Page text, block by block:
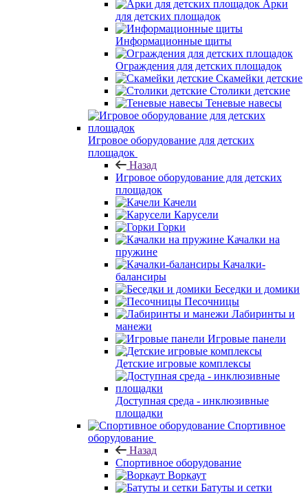
Арки
для детских площадок
Информационные щиты
Ограждения для детских площадок
Скамейки детские
Столики детские
Теневые навесы
Игровое оборудование для детских
площадок
Назад
Игровое оборудование для детских
площадок
Качели
Карусели
Горки
Качалки на
пружине
Качалки-
балансиры
Беседки и домики
Песочницы
Лабиринты и
манежи
Игровые панели
Детские игровые комплексы
Доступная среда - инклюзивные
площадки
Спортивное
оборудование
Назад
Спортивное оборудование
Воркаут
Батуты и сетки